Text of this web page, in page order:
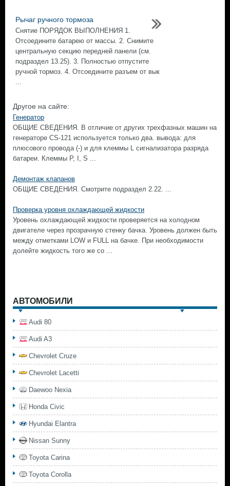
Рычаг ручного тормоза
Снятие ПОРЯДОК ВЫПОЛНЕНИЯ 1.
Отсоедините батарею от массы. 2. Снимите
центральную секцию передней панели (см.
подраздел 13.25). 3. Полностью отпустите
ручной тормоз. 4. Отсоедините разъем от вык
...
Другое на сайте:
Генератор
ОБЩИЕ СВЕДЕНИЯ. В отличие от других трехфазных машин на
генераторе CS-121 используется только два. вывода: для
плюсового провода (-) и для клеммы L сигнализатора разряда
батареи. Клеммы Р, I, S ...
Демонтаж клапанов
ОБЩИЕ СВЕДЕНИЯ. Смотрите подраздел 2.22. ...
Проверка уровня охлаждающей жидкости
Уровень охлаждающей жидкости проверяется на холодном
двигателе через прозрачную стенку бачка. Уровень должен быть
между отметками LOW и FULL на бачке. При необходимости
долейте жидкость того же со ...
АВТОМОБИЛИ
Audi 80
Audi A3
Chevrolet Cruze
Chevrolet Lacetti
Daewoo Nexia
Honda Civic
Hyundai Elantra
Nissan Sunny
Toyota Carina
Toyota Corolla